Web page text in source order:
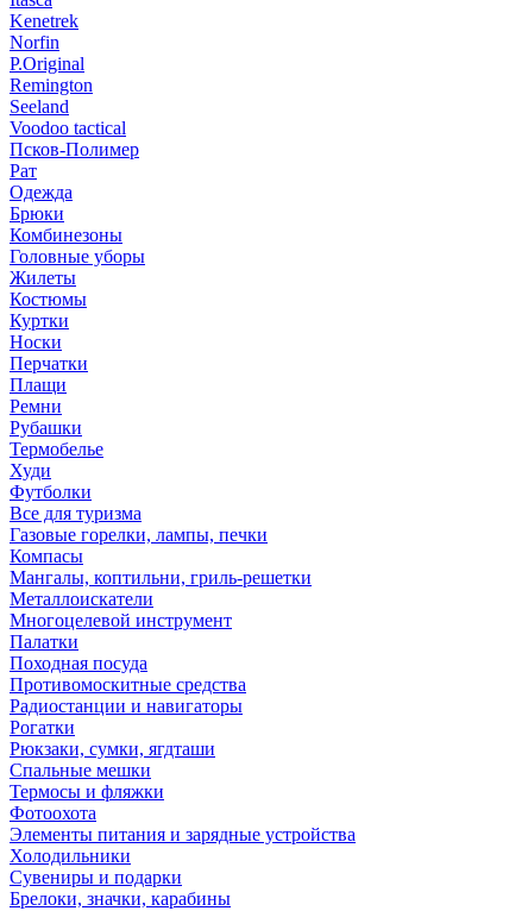
Kenetrek
Norfin
P.Original
Remington
Seeland
Voodoo tactical
Псков-Полимер
Рат
Одежда
Брюки
Комбинезоны
Головные уборы
Жилеты
Костюмы
Куртки
Носки
Перчатки
Плащи
Ремни
Рубашки
Термобелье
Худи
Футболки
Все для туризма
Газовые горелки, лампы, печки
Компасы
Мангалы, коптильни, гриль-решетки
Металлоискатели
Многоцелевой инструмент
Палатки
Походная посуда
Противомоскитные средства
Радиостанции и навигаторы
Рогатки
Рюкзаки, сумки, ягдташи
Спальные мешки
Термосы и фляжки
Фотоохота
Элементы питания и зарядные устройства
Холодильники
Сувениры и подарки
Брелоки, значки, карабины